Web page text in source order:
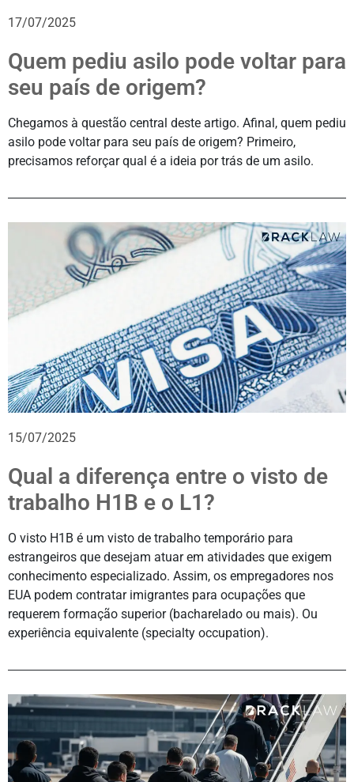
17/07/2025
Quem pediu asilo pode voltar para
seu país de origem?
Chegamos à questão central deste artigo. Afinal, quem pediu
asilo pode voltar para seu país de origem? Primeiro,
precisamos reforçar qual é a ideia por trás de um asilo.
15/07/2025
Qual a diferença entre o visto de
trabalho H1B e o L1?
O visto H1B é um visto de trabalho temporário para
estrangeiros que desejam atuar em atividades que exigem
conhecimento especializado. Assim, os empregadores nos
EUA podem contratar imigrantes para ocupações que
requerem formação superior (bacharelado ou mais). Ou
experiência equivalente (specialty occupation).